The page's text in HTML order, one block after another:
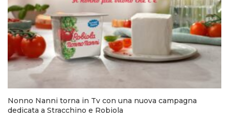
Nonno Nanni torna in Tv con una nuova campagna
dedicata a Stracchino e Robiola